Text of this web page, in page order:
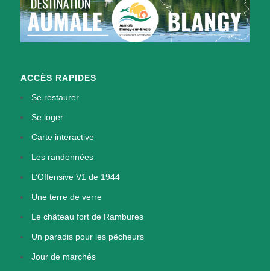
ACCÈS RAPIDES
Se restaurer
Se loger
Carte interactive
Les randonnées
L’Offensive V1 de 1944
Une terre de verre
Le château fort de Rambures
Un paradis pour les pêcheurs
Jour de marchés